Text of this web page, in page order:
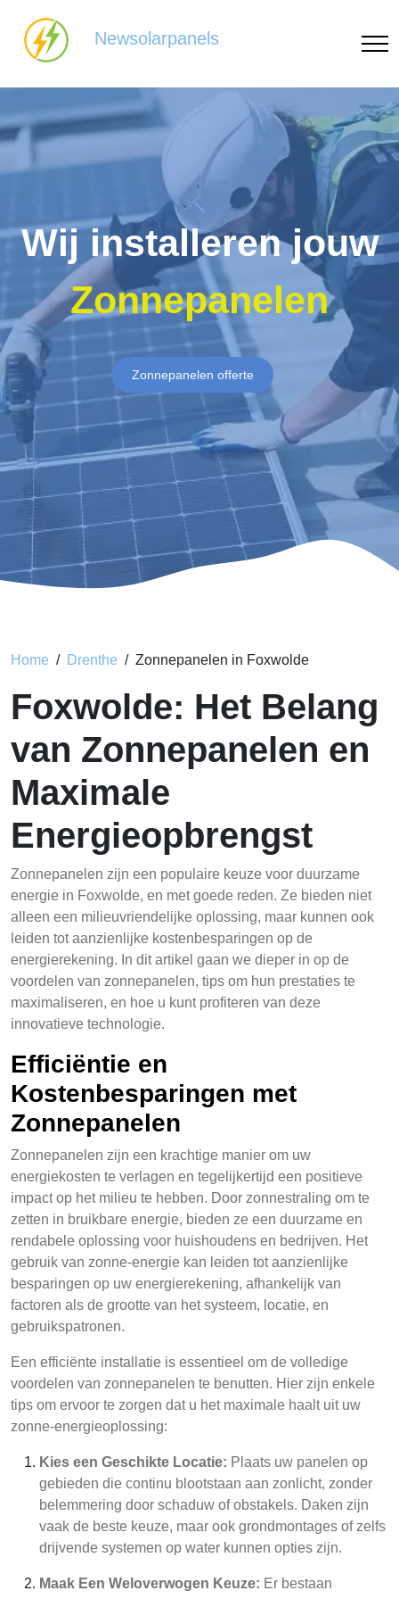
Newsolarpanels
Wij installeren jouw
Zonnepanelen
Zonnepanelen offerte
Home Drenthe Zonnepanelen in Foxwolde
Foxwolde: Het Belang
van Zonnepanelen en
Maximale
Energieopbrengst
Zonnepanelen zijn een populaire keuze voor duurzame
energie in Foxwolde, en met goede reden. Ze bieden niet
alleen een milieuvriendelijke oplossing, maar kunnen ook
leiden tot aanzienlijke kostenbesparingen op de
energierekening. In dit artikel gaan we dieper in op de
voordelen van zonnepanelen, tips om hun prestaties te
maximaliseren, en hoe u kunt profiteren van deze
innovatieve technologie.
Efficiëntie en
Kostenbesparingen met
Zonnepanelen
Zonnepanelen zijn een krachtige manier om uw
energiekosten te verlagen en tegelijkertijd een positieve
impact op het milieu te hebben. Door zonnestraling om te
zetten in bruikbare energie, bieden ze een duurzame en
rendabele oplossing voor huishoudens en bedrijven. Het
gebruik van zonne-energie kan leiden tot aanzienlijke
besparingen op uw energierekening, afhankelijk van
factoren als de grootte van het systeem, locatie, en
gebruikspatronen.
Een efficiënte installatie is essentieel om de volledige
voordelen van zonnepanelen te benutten. Hier zijn enkele
tips om ervoor te zorgen dat u het maximale haalt uit uw
zonne-energieoplossing:
Kies een Geschikte Locatie: Plaats uw panelen op
gebieden die continu blootstaan aan zonlicht, zonder
belemmering door schaduw of obstakels. Daken zijn
vaak de beste keuze, maar ook grondmontages of zelfs
drijvende systemen op water kunnen opties zijn.
Maak Een Weloverwogen Keuze: Er bestaan